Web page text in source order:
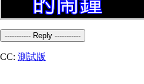
----------- Reply -----------
CC: 測試版